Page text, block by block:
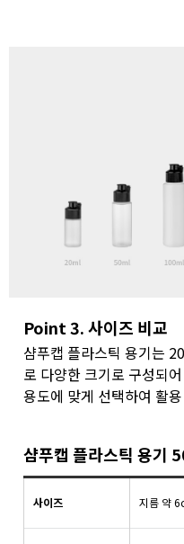
Point 3. 사이즈 비교
샴푸캡 플라스틱 용기는
로 다양한 크기로 구성되
용도에 맞게 선택하여 활
샴푸캡 플라스틱 용기
사이즈 지름 약